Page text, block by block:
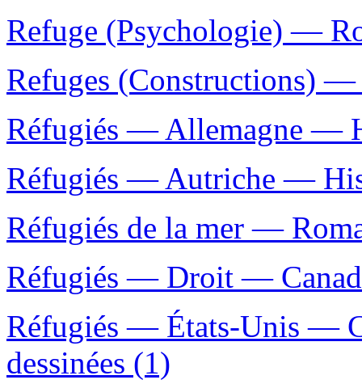
Refuge (Psychologie) —
Refuges (Constructions) —
Réfugiés — Allemagne —
Réfugiés — Autriche —
Réfugiés de la mer —
Réfugiés — Droit —
Réfugiés — États-Unis —
dessinées (1)